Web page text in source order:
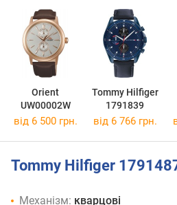
Orient
UW00002W
Tommy Hilfiger
1791839
від 6 500 грн. від 6 766 грн.
Tommy Hilfiger
Механізм: кварцові